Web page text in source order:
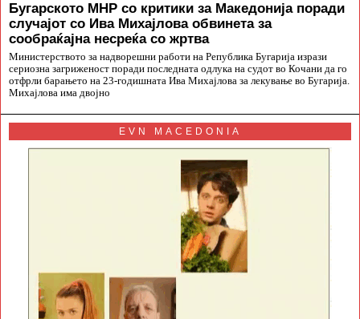
Бугарското МНР со критики за Македонија поради
случајот со Ива Михајлова обвинета за
сообраќајна несреќа со жртва
Министерството за надворешни работи на Република Бугарија изрази
сериозна загриженост поради последната одлука на судот во Кочани да го
отфрли барањето на 23-годишната Ива Михајлова за лекување во Бугарија.
Михајлова има двојно
EVN MACEDONIA